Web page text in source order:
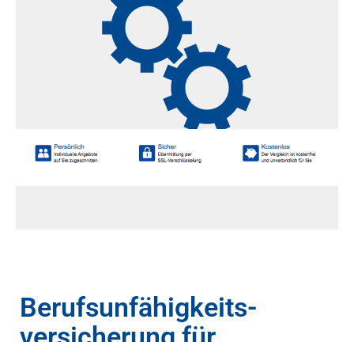
Berufsunfähigkeits­